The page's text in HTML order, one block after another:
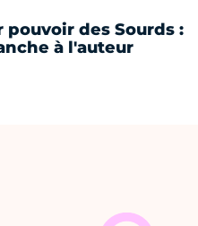
pouvoir des Sourds :
à l'auteur